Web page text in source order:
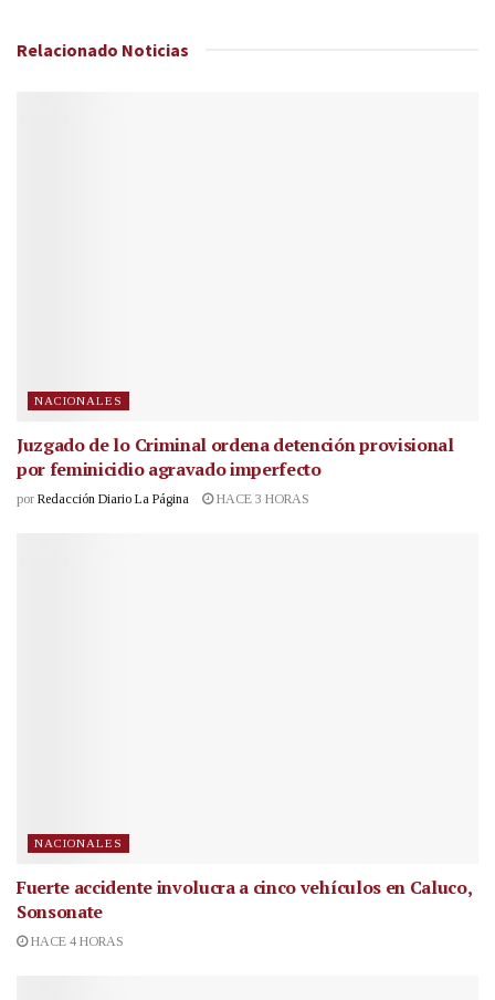
Relacionado Noticias
NACIONALES
Juzgado de lo Criminal ordena detención provisional
por feminicidio agravado imperfecto
por Redacción Diario La Página HACE 3 HORAS
NACIONALES
Fuerte accidente involucra a cinco vehículos en Caluco,
Sonsonate
HACE 4 HORAS